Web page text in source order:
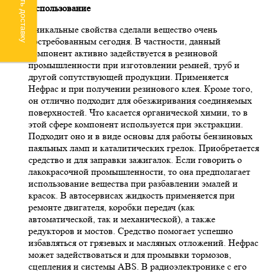
Использование
Уникальные свойства сделали вещество очень
востребованным сегодня. В частности, данный
компонент активно задействуется в резиновой
промышленности при изготовлении ремней, труб и
другой сопутствующей продукции. Применяется
Нефрас и при получении резинового клея. Кроме того,
он отлично подходит для обезжиривания соединяемых
поверхностей. Что касается органической химии, то в
этой сфере компонент используется при экстракции.
Подходит оно и в виде основы для работы бензиновых
паяльных ламп и каталитических грелок. Приобретается
средство и для заправки зажигалок. Если говорить о
лакокрасочной промышленности, то она предполагает
использование вещества при разбавлении эмалей и
красок. В автосервисах жидкость применяется при
ремонте двигателя, коробки передач (как
автоматической, так и механической), а также
редукторов и мостов. Средство помогает успешно
избавляться от грязевых и масляных отложений. Нефрас
может задействоваться и для промывки тормозов,
сцепления и системы ABS. В радиоэлектронике с его